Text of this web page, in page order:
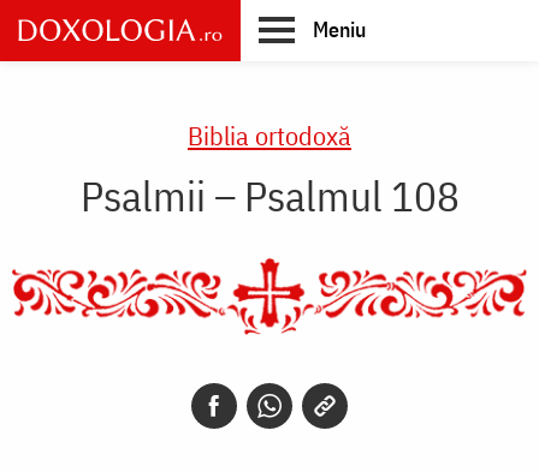
Skip
to
main
Meniu
Biblia ortodoxă
Psalmii – Psalmul 108